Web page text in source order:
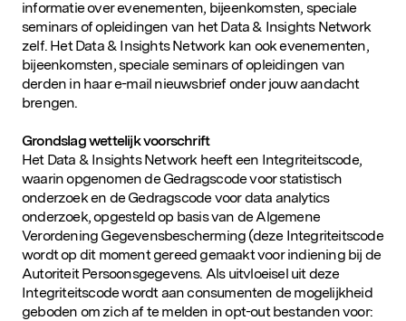
informatie over evenementen, bijeenkomsten, speciale
seminars of opleidingen van het Data & Insights Network
zelf. Het Data & Insights Network kan ook evenementen,
bijeenkomsten, speciale seminars of opleidingen van
derden in haar e-mail nieuwsbrief onder jouw aandacht
brengen.
Grondslag wettelijk voorschrift
Het Data & Insights Network heeft een Integriteitscode,
waarin opgenomen de Gedragscode voor statistisch
onderzoek en de Gedragscode voor data analytics
onderzoek, opgesteld op basis van de Algemene
Verordening Gegevensbescherming (deze Integriteitscode
wordt op dit moment gereed gemaakt voor indiening bij de
Autoriteit Persoonsgegevens. Als uitvloeisel uit deze
Integriteitscode wordt aan consumenten de mogelijkheid
geboden om zich af te melden in opt-out bestanden voor: